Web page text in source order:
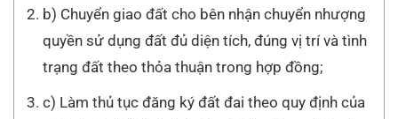
b) Chuyển giao đất cho bên nhận chuyển nhượng
quyền sử dụng đất đủ diện tích, đúng vị trí và tình
trạng đất theo thỏa thuận trong hợp đồng;
c) Làm thủ tục đăng ký đất đai theo quy định của